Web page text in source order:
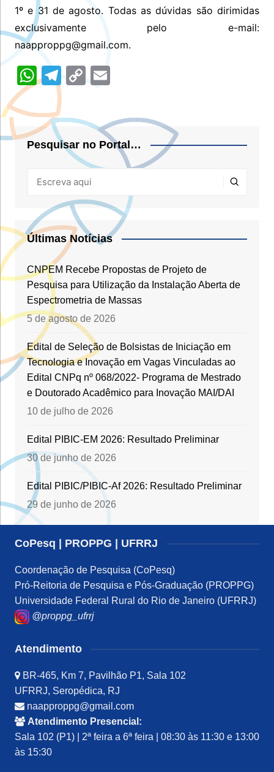
1º e 31 de agosto. Todas as dúvidas são dirimidas
exclusivamente pelo e-mail:
naapproppg@gmail.com.
W
at
s
A
p
p
T
el
e
gr
a
C
y
Li
n
k
E
ai
l
Pesquisar no Portal…
Últimas Notícias
CNPEM Recebe Propostas de Projeto de
Pesquisa para Utilização da Instalação Aberta de
Espectrometria de Massas
5 de agosto de 2026
Edital de Seleção de Bolsistas de Iniciação em
Tecnologia e Inovação em Vagas Vinculadas ao
Edital CNPq nº 068/2022- Programa de Mestrado
e Doutorado Acadêmico para Inovação MAI/DAI
10 de julho de 2026
Edital PIBIC-EM 2026: Resultado Preliminar
30 de junho de 2026
Edital PIBIC/PIBIC-Af 2026: Resultado Preliminar
29 de junho de 2026
CoPesq | PROPPG | UFRRJ
Coordenação de Pesquisa (CoPesq)
Pró-Reitoria de Pesquisa e Pós-Graduação (PROPPG)
Universidade Federal Rural do Rio de Janeiro (UFRRJ)
@proppg_ufrrj
Atendimento
BR-465, Km 7, Pavilhão P1, Sala 102
UFRRJ, Seropédica, RJ
naapproppg@gmail.com
Atendimento Presencial:
Sala 102 (P1) | 2ª feira a 6ª feira | 08:30 às 11:30 e 13:00
às 15:30